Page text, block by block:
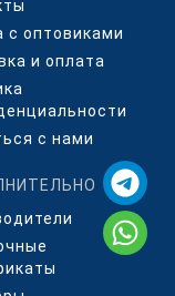
с оптовиками
и оплата
с нами